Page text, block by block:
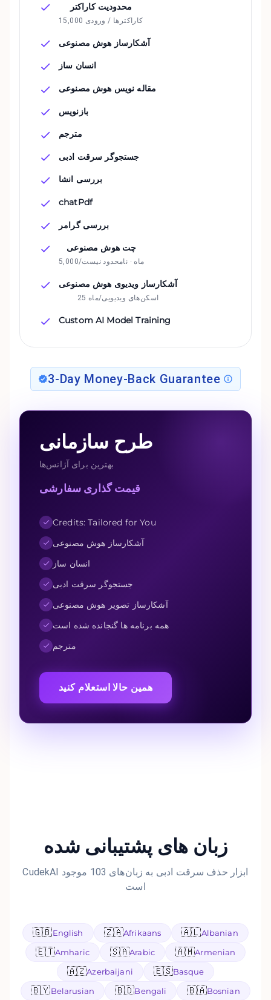
محدودیت کاراکتر
15,000 کاراکترها / ورودی
آشکارساز هوش مصنوعی
انسان ساز
مقاله نویس هوش مصنوعی
بازنویس
مترجم
جستجوگر سرقت ادبی
بررسی انشا
chatPdf
بررسی گرامر
چت هوش مصنوعی
5,000/ماه · نامحدود نیست
آشکارساز ویدیوی هوش مصنوعی
25 اسکن‌های ویدیویی/ماه
Custom AI Model Training
3-Day Money-Back Guarantee
طرح سازمانی
بهترین برای آژانس‌ها
قیمت گذاری سفارشی
Credits: Tailored for You
آشکارساز هوش مصنوعی
انسان ساز
جستجوگر سرقت ادبی
آشکارساز تصویر هوش مصنوعی
همه برنامه ها گنجانده شده است
مترجم
همین حالا استعلام کنید
زبان های پشتیبانی شده
CudekAI ابزار حذف سرقت ادبی به زبان‌های 103 موجود
است
🇬🇧English 🇿🇦Afrikaans 🇦🇱Albanian
🇪🇹Amharic 🇸🇦Arabic 🇦🇲Armenian
🇦🇿Azerbaijani 🇪🇸Basque
🇧🇾Belarusian 🇧🇩Bengali 🇧🇦Bosnian